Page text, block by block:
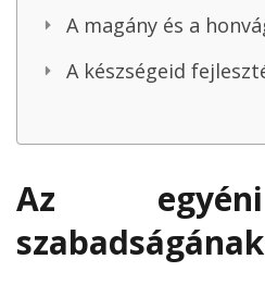
A magány és a
A készségeid
Az